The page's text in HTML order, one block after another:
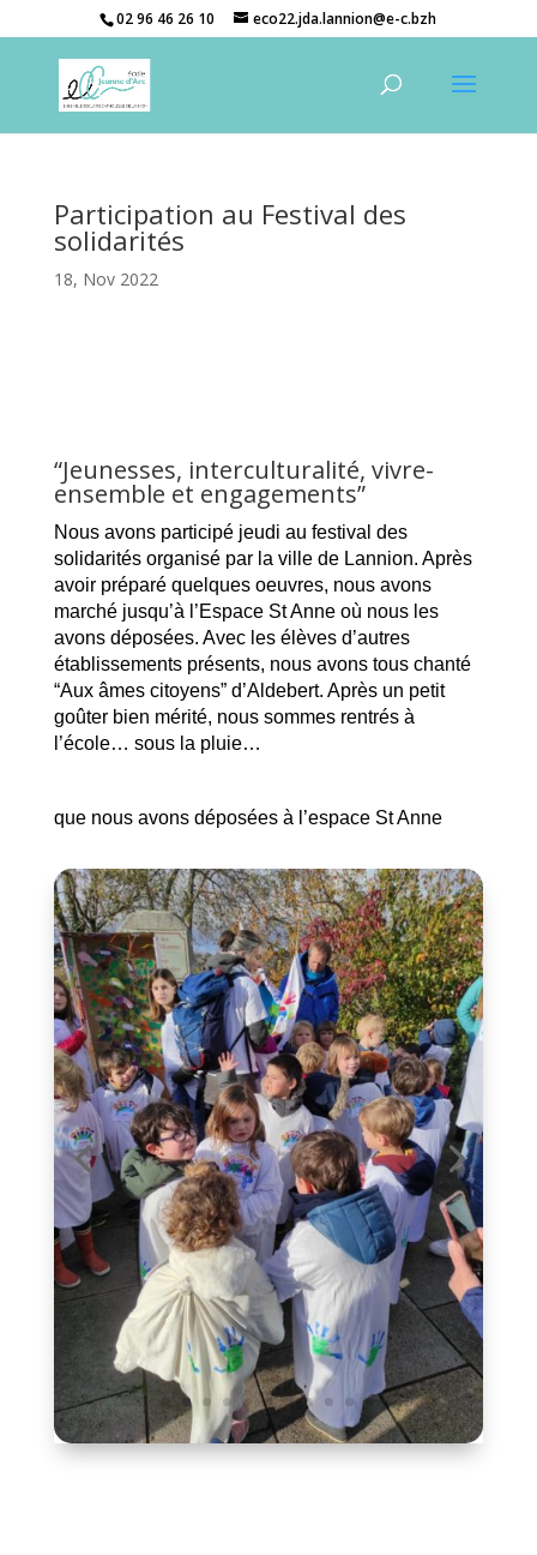
02 96 46 26 10 eco22.jda.lannion@e-c.bzh
Participation au Festival des
solidarités
18, Nov 2022
“Jeunesses, interculturalité, vivre-
ensemble et engagements”
Nous avons participé jeudi au festival des
solidarités organisé par la ville de Lannion. Après
avoir préparé quelques oeuvres, nous avons
marché jusqu’à l’Espace St Anne où nous les
avons déposées. Avec les élèves d’autres
établissements présents, nous avons tous chanté
“Aux âmes citoyens” d’Aldebert. Après un petit
goûter bien mérité, nous sommes rentrés à
l’école… sous la pluie…
que nous avons déposées à l’espace St Anne